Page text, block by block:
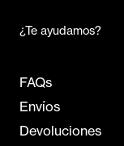
¿Te ayudamos?
FAQs
Envíos
Devoluciones